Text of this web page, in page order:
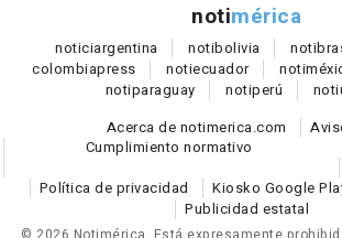
notimérica
noticiargentina notibolivia noti
colombiapress notiecuador noti
notiparaguay notiperú noti
Acerca de notimerica.com
Cumplimiento normativo
Política de privacidad
Kiosko Google
Publicidad estatal